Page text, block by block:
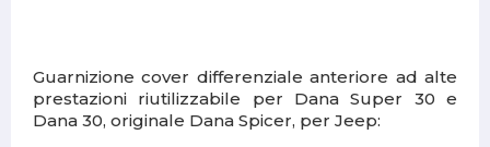
Guarnizione cover differenziale anteriore ad alte
prestazioni riutilizzabile per Dana Super 30 e
Dana 30, originale Dana Spicer, per Jeep: